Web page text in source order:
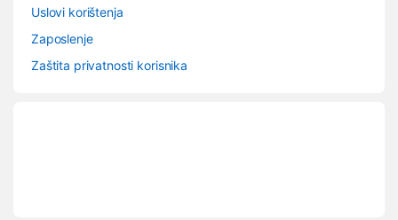
Uslovi korištenja
Zaposlenje
Zaštita privatnosti korisnika